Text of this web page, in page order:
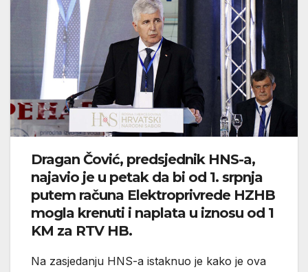
Dragan Čović, predsjednik HNS-a,
najavio je u petak da bi od 1. srpnja
putem računa Elektroprivrede HZHB
mogla krenuti i naplata u iznosu od 1
KM za RTV HB.
Na zasjedanju HNS-a istaknuo je kako je ova